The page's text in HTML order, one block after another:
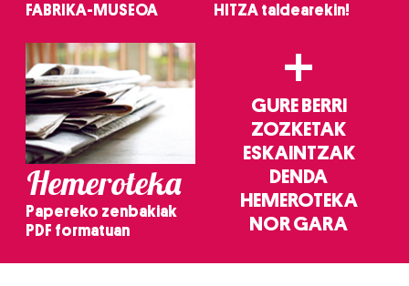
FABRIKA-MUSEOA
HITZA taldearekin!
Hemeroteka
Papereko zenbakiak
PDF formatuan
+
GURE BERRI
ZOZKETAK
ESKAINTZAK
DENDA
HEMEROTEKA
NOR GARA